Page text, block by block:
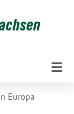
Europa